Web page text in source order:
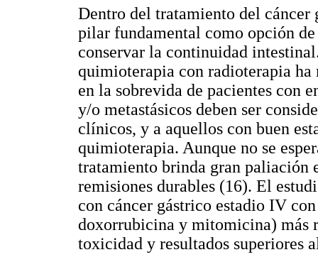
Dentro del tratamiento del
pilar fundamental como opción
conservar la continuidad
quimioterapia con radioterapia
en la sobrevida de pacientes con
y/o metastásicos deben ser
clínicos, y a aquellos con buen
quimioterapia. Aunque no se
tratamiento brinda gran paliación
remisiones durables (16). El
con cáncer gástrico estadio IV
doxorrubicina y mitomicina) más
toxicidad y resultados superiores